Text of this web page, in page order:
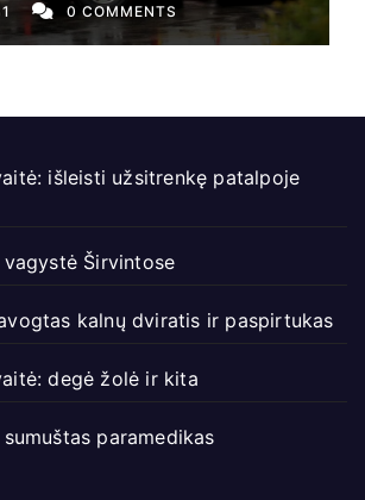
0 COMMENTS
išleisti užsitrenkę patalpoje
Širvintose
kalnų dviratis ir paspirtukas
degė žolė ir kita
paramedikas